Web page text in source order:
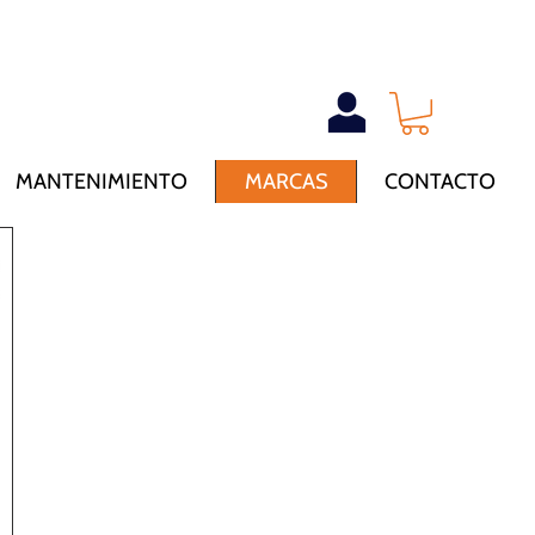
MANTENIMIENTO MARCAS CONTACTO